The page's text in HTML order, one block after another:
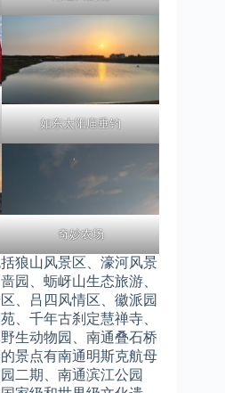
如东太阳庙垂钓
奇妙农场
狼山风景区、濠河风景
园、蛎岈山生态旅游、
、吕四风情区、徽派园
、千年古刹定慧禅寺、
生动物园、南通叠石桥
景点有南通明斯克航母
二期、南通滨江公园